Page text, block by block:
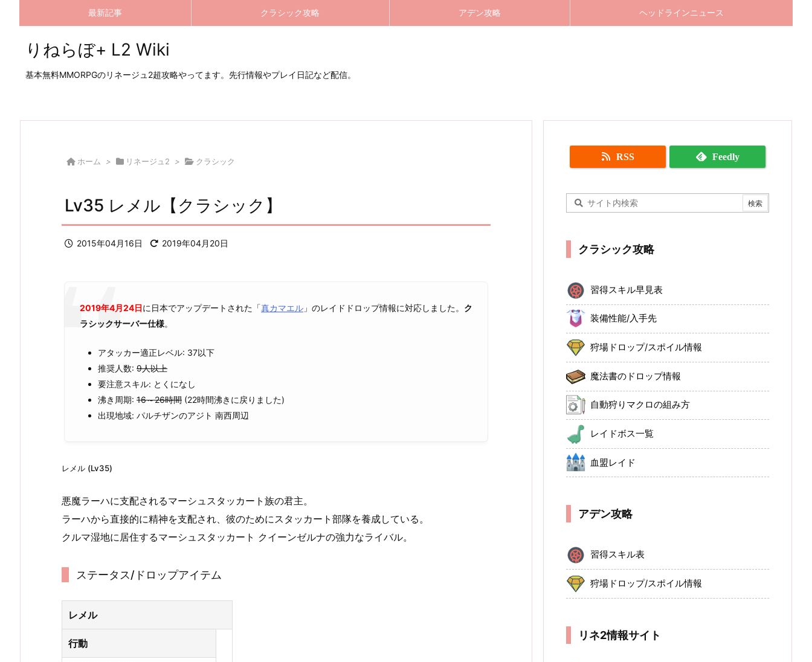
最新記事 クラシック攻略 アデン攻略 ヘッドラインニュース
りねらぼ+ L2 Wiki
基本無料MMORPGのリネージュ2超攻略やってます。先行情報やプレイ日記など配信。
ホーム > リネージュ2 > クラシック
Lv35 レメル【クラシック】
2015年04月16日 2019年04月20日
2019年4月24日に日本でアップデートされた「真カマエル 」のレイドドロップ情報に対応しました。 ク
ラシックサーバー仕様。
アタッカー適正レベル: 37以下
推奨人数: 9人以上
要注意スキル: とくになし
沸き周期: 16～26時間 (22時間沸きに戻りました)
出現地域: パルチザンのアジト 南西周辺
レメル (Lv35)
悪魔ラーハに支配されるマーシュスタッカート族の君主。
ラーハから直接的に精神を支配され、彼のためにスタッカート部隊を養成している。
クルマ湿地に居住するマーシュスタッカート クイーンゼルナの強力なライバル。
ステータス/ドロップアイテム
レメル
行動
RSS Feedly
クラシック攻略
習得スキル早見表
装備性能/入手先
狩場ドロップ/スポイル情報
魔法書のドロップ情報
自動狩りマクロの組み方
レイドボス一覧
血盟レイド
アデン攻略
習得スキル表
狩場ドロップ/スポイル情報
リネ2情報サイト